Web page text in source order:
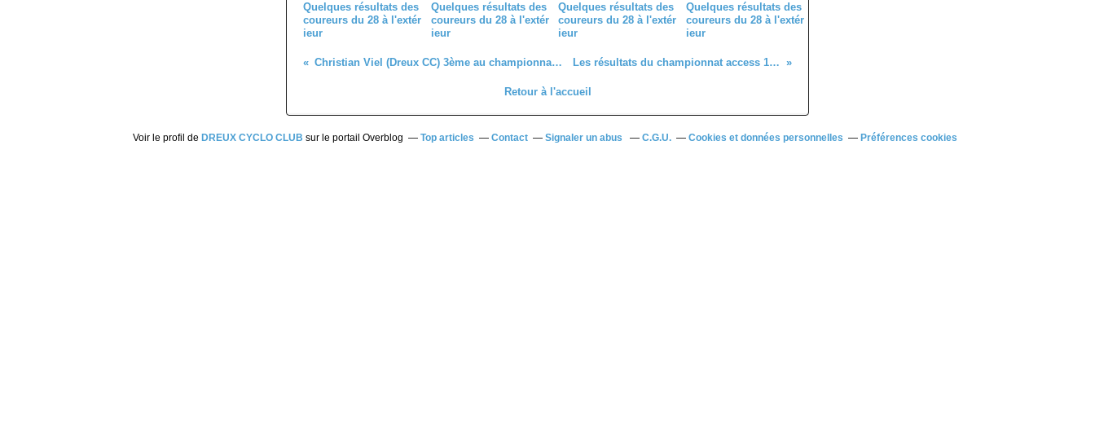
Quelques résultats des
coureurs du 28 à l'extér
ieur
Quelques résultats des
coureurs du 28 à l'extér
ieur
Quelques résultats des
coureurs du 28 à l'extér
ieur
Quelques résultats des
coureurs du 28 à l'extér
ieur
Christian Viel (Dreux CC) 3ème au championnat régional FSGT des super anciens de Bullion (78) Les résultats du championnat access 1 et 2 du samedi 7 juin 2025 à Tauxigny (37)
Retour à l'accueil
Voir le profil de DREUX CYCLO CLUB sur le portail Overblog Top articles Contact Signaler un abus C.G.U. Cookies et données personnelles Préférences cookies